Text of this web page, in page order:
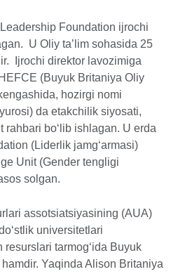
Foundation ijrochi
U Oliy taʼlim sohasida 25
Ijrochi direktor lavozimiga
(Buyuk Britaniya Oliy
hozirgi nomi
da etakchilik siyosati,
rahbari bo‘lib ishlagan. U erda
(Liderlik jamg‘armasi)
Unit (Gender tengligi
solgan.
assotsiatsiyasining (AUA)
universitetlari
tarmog‘ida Buyuk
Yaqinda Alison Britaniya